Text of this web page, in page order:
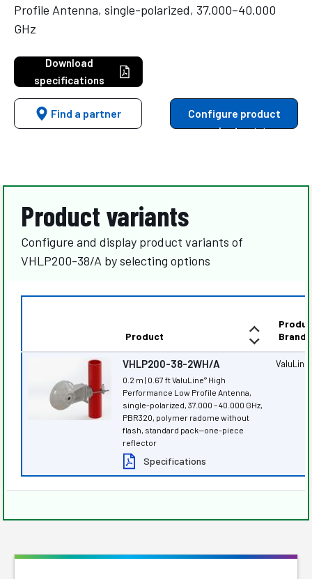
Profile Antenna, single-polarized, 37.000–40.000
GHz
Download
specifications
Find a partner
Configure product
variants
Product variants
Configure and display product variants of
VHLP200-38/A by selecting options
Product
Brand
VHLP200-38-2WH/A
0.2 m | 0.67 ft ValuLine® High
Performance Low Profile Antenna,
single-polarized, 37.000 – 40.000 GHz,
PBR320, polymer radome without
flash, standard pack—one-piece
reflector
Specifications
ValuLine